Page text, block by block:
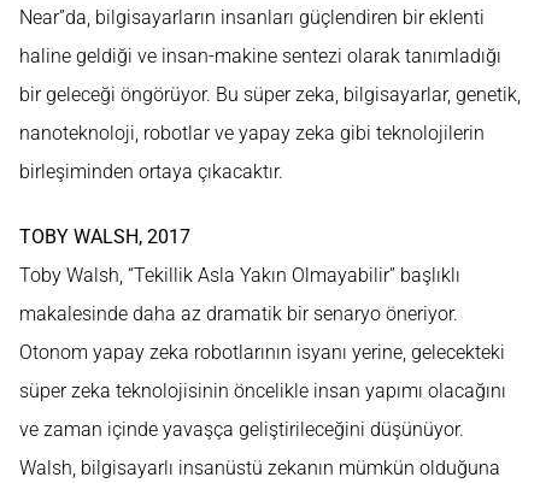
Near”da, bilgisayarların insanları güçlendiren bir eklenti
haline geldiği ve insan-makine sentezi olarak tanımladığı
bir geleceği öngörüyor. Bu süper zeka, bilgisayarlar, genetik,
nanoteknoloji, robotlar ve yapay zeka gibi teknolojilerin
birleşiminden ortaya çıkacaktır.
TOBY WALSH, 2017
Toby Walsh, “Tekillik Asla Yakın Olmayabilir” başlıklı
makalesinde daha az dramatik bir senaryo öneriyor.
Otonom yapay zeka robotlarının isyanı yerine, gelecekteki
süper zeka teknolojisinin öncelikle insan yapımı olacağını
ve zaman içinde yavaşça geliştirileceğini düşünüyor.
Walsh, bilgisayarlı insanüstü zekanın mümkün olduğuna